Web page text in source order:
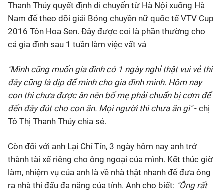
Thanh Thủy quyết định di chuyển từ Hà Nội xuống Hà
Nam để theo dõi giải Bóng chuyền nữ quốc tế VTV Cup
2016 Tôn Hoa Sen. Đây được coi là phần thường cho
cả gia đình sau 1 tuần làm việc vất vả
"Mình cũng muốn gia đình có 1 ngày nghỉ thật vui vẻ thì
đây cũng là dịp để mình cho gia đình mình. Hôm nay
con thì chưa được ăn nên bố mẹ phải chuẩn bị cơm để
đến đây đút cho con ăn. Mọi người thì chưa ăn gì"- chị
Tô Thị Thanh Thủy chia sẻ.
Còn đối với anh Lại Chí Tín, 3 ngày hôm nay anh trở
thành tài xế riêng cho ông ngoại của mình. Kết thúc giờ
làm, nhiệm vụ của anh là về nhà thật nhanh để đưa ông
ra nhà thi đấu đa năng của tỉnh. Anh cho biết: "Ông rất